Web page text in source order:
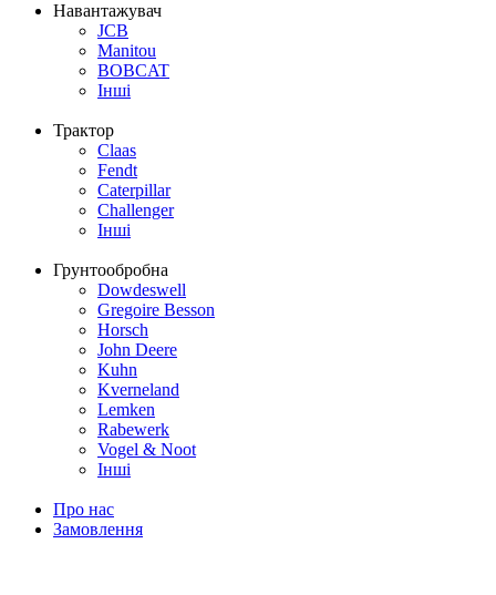
Навантажувач
JCB
Manitou
BOBCAT
Інші
Трактор
Claas
Fendt
Caterpillar
Challenger
Інші
Грунтообробна
Dowdeswell
Gregoire Besson
Horsch
John Deere
Kuhn
Kverneland
Lemken
Rabewerk
Vogel & Noot
Інші
Про нас
Замовлення